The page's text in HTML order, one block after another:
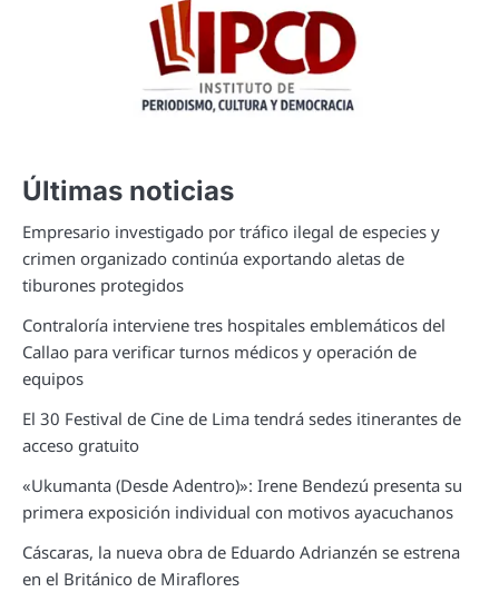
Últimas noticias
Empresario investigado por tráfico ilegal de especies y
crimen organizado continúa exportando aletas de
tiburones protegidos
Contraloría interviene tres hospitales emblemáticos del
Callao para verificar turnos médicos y operación de
equipos
El 30 Festival de Cine de Lima tendrá sedes itinerantes de
acceso gratuito
«Ukumanta (Desde Adentro)»: Irene Bendezú presenta su
primera exposición individual con motivos ayacuchanos
Cáscaras, la nueva obra de Eduardo Adrianzén se estrena
en el Británico de Miraflores